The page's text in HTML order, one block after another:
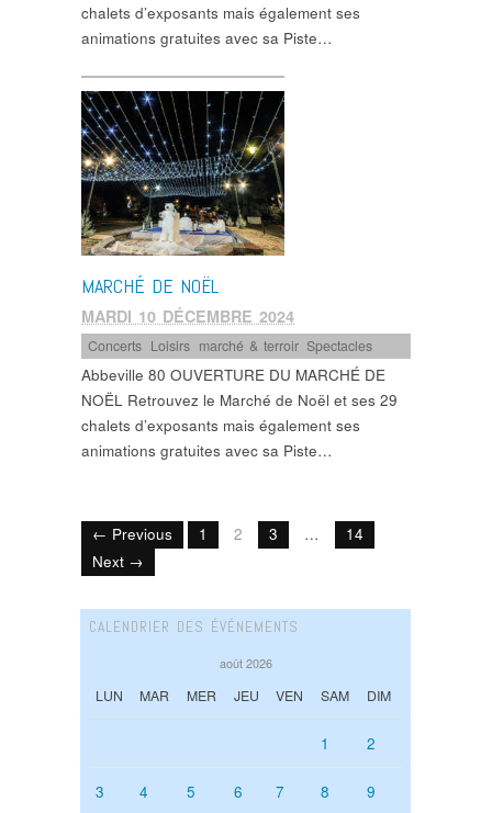
chalets d’exposants mais également ses
animations gratuites avec sa Piste…
MARCHÉ DE NOËL
MARDI 10 DÉCEMBRE 2024
Concerts Loisirs marché & terroir,Spectacles
Abbeville 80 OUVERTURE DU MARCHÉ DE
NOËL Retrouvez le Marché de Noël et ses 29
chalets d’exposants mais également ses
animations gratuites avec sa Piste…
← Previous 1 2 3 …
14
Next →
CALENDRIER DES ÉVÉNEMENTS
août 2026
LUN MAR MER JEU VEN SAM DIM
1 2
3 4 5 6 7 8 9